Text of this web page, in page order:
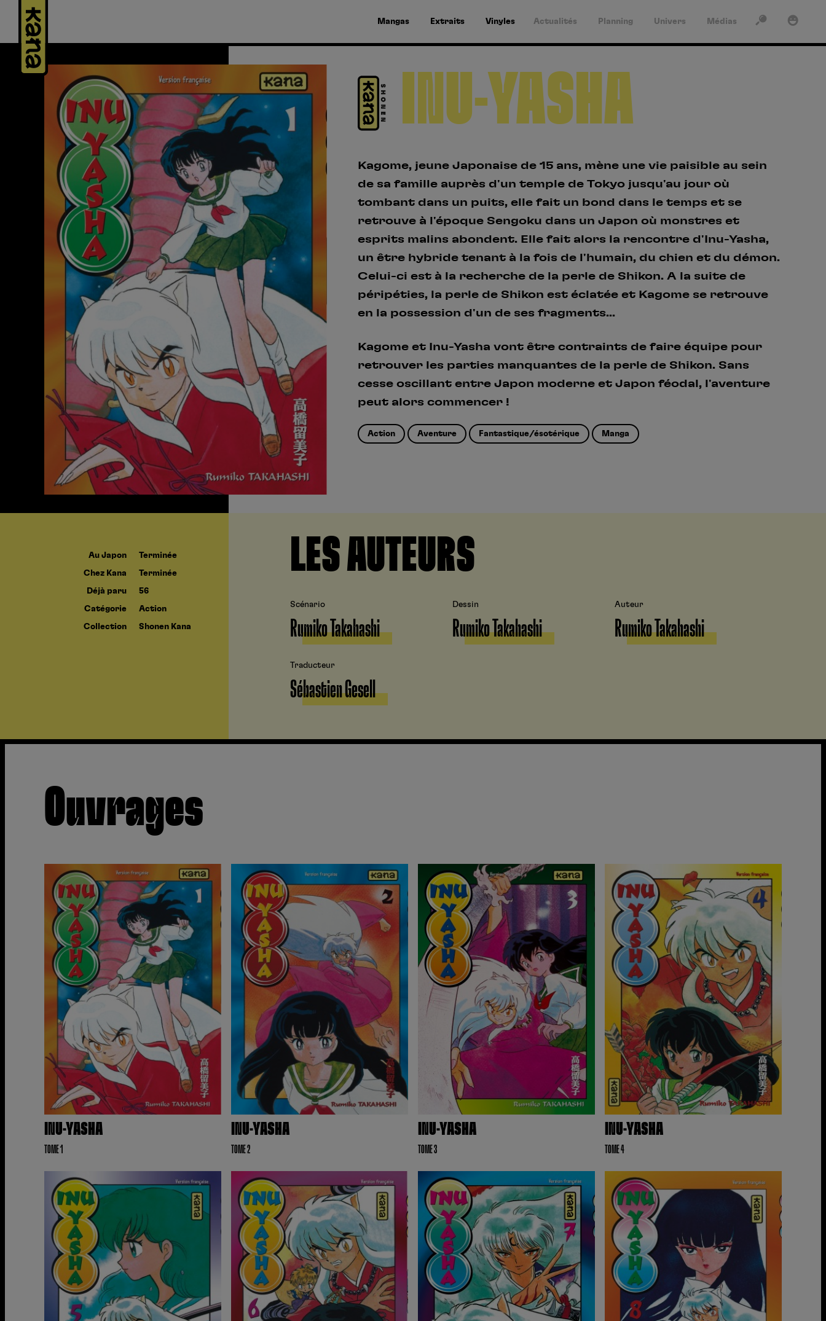
Mangas Extraits Vinyles Actualités Planning Univers Médias
INU-YASHA
Kagome, jeune Japonaise de 15 ans, mène une vie paisible au sein
de sa famille auprès d'un temple de Tokyo jusqu'au jour où
tombant dans un puits, elle fait un bond dans le temps et se
retrouve à l'époque Sengoku dans un Japon où monstres et
esprits malins abondent. Elle fait alors la rencontre d'Inu-Yasha,
un être hybride tenant à la fois de l'humain, du chien et du démon.
Celui-ci est à la recherche de la perle de Shikon. A la suite de
péripéties, la perle de Shikon est éclatée et Kagome se retrouve
en la possession d'un de ses fragments...
Kagome et Inu-Yasha vont être contraints de faire équipe pour
retrouver les parties manquantes de la perle de Shikon. Sans
cesse oscillant entre Japon moderne et Japon féodal, l'aventure
peut alors commencer !
Action Aventure Fantastique/ésotérique Manga
Au Japon Terminée
Chez Kana Terminée
Déjà paru 56
Catégorie Action
Collection Shonen Kana
LES AUTEURS
Scénario
Rumiko Takahashi
Dessin
Rumiko Takahashi
Auteur
Rumiko Takahashi
Traducteur
Sébastien Gesell
Ouvrages
INU-YASHA
TOME 1
INU-YASHA
TOME 2
INU-YASHA
TOME 3
INU-YASHA
TOME 4
ACTUALITÉS
PLANNING
UNIVERS
MÉDIAS
VINYLES
RECHERCHER
Rechercher
POPULAIRES
Death Note
One Piece
Fire Force
Black Butler
SE CONNECTER
Se connecter Mot de passe oublié?
Pas encore de compte ?
Créez un compte en quelques clics pour donner votre
exclusives.
Créer un compte
Panneau de gestion des cookies